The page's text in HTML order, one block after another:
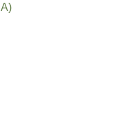
ден.